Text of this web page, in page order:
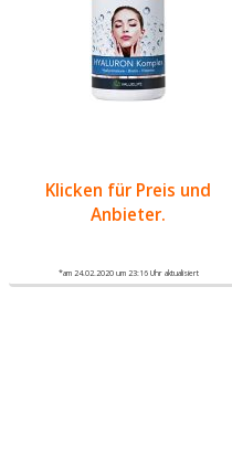
Klicken für Preis und
Anbieter.
*am 24.02.2020 um 23:16 Uhr aktualisiert